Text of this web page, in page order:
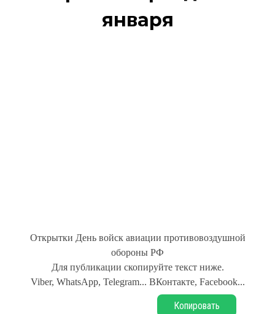
января
Открытки День войск авиации противовоздушной
обороны РФ
Для публикации скопируйте текст ниже.
Viber, WhatsApp, Telegram... ВКонтакте, Facebook...
Копировать